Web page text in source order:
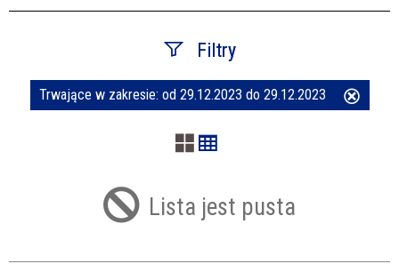
Filtry
Szukana fraza
Trwające w zakresie: od 29.12.2023 do 29.12.2023
Lista jest pusta